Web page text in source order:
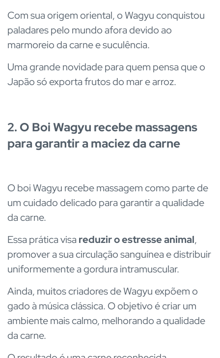
Com sua origem oriental, o Wagyu conquistou
paladares pelo mundo afora devido ao
marmoreio da carne e suculência.
Uma grande novidade para quem pensa que o
Japão só exporta frutos do mar e arroz.
2. O Boi Wagyu recebe massagens
para garantir a maciez da carne
O boi Wagyu recebe massagem como parte de
um cuidado delicado para garantir a qualidade
da carne.
Essa prática visa reduzir o estresse animal,
promover a sua circulação sanguínea e distribuir
uniformemente a gordura intramuscular.
Ainda, muitos criadores de Wagyu expõem o
gado à música clássica. O objetivo é criar um
ambiente mais calmo, melhorando a qualidade
da carne.